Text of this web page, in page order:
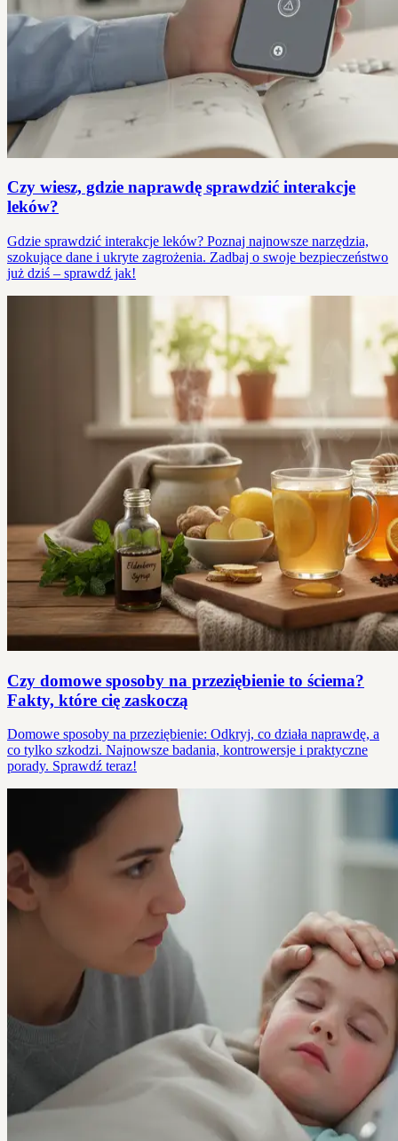
Czy wiesz, gdzie naprawdę sprawdzić interakcje
leków?
Gdzie sprawdzić interakcje leków? Poznaj najnowsze narzędzia,
szokujące dane i ukryte zagrożenia. Zadbaj o swoje bezpieczeństwo
już dziś – sprawdź jak!
Czy domowe sposoby na przeziębienie to ściema?
Fakty, które cię zaskoczą
Domowe sposoby na przeziębienie: Odkryj, co działa naprawdę, a
co tylko szkodzi. Najnowsze badania, kontrowersje i praktyczne
porady. Sprawdź teraz!